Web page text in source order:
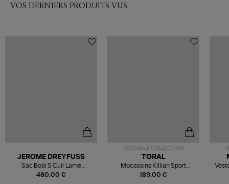
VOS DERNIERS PRODUITS VUS
480,00 €
JEROME DREYFUSS
Sac Bobi S Cuir Lamé
Champagne
NOUVELLE COLLECTION
189,00 €
TORAL
Mocassins Killian Sport
Mousse